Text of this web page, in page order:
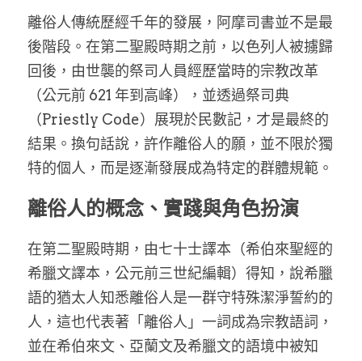
離俗人傳統歷經千年的發展，阿摩司書並不是最
後階段。在第二聖殿時期之前，以色列人被擄歸
回後，由世襲的祭司人員經歷當時的宗教改革
（公元前 621 年到高峰），並透過祭司典
（Priestly Code）展現於民數記，才是最終的
結果。換句話說，許作離俗人的願，並不限於獨
特的個人，而是逐漸發展成為特定的群體規範。
離俗人的概念、實踐與角色扮演
在第二聖殿時期，由七十士譯本（希伯來聖經的
希臘文譯本，公元前三世紀編輯）得知，說希臘
語的猶太人知悉離俗人是一群守特殊潔淨誓約的
人，這也代表著「離俗人」一詞成為宗教語詞，
並在希伯來文、亞蘭文及希臘文的語境中被知